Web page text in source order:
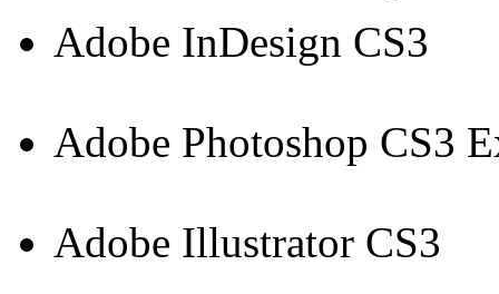
Adobe InDesign CS3
Adobe Photoshop CS3
Adobe Illustrator CS3